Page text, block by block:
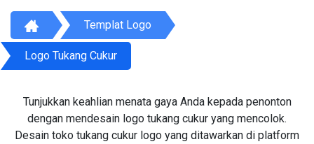
Templat Logo
Logo Tukang Cukur
Tunjukkan keahlian menata gaya Anda kepada penonton
dengan mendesain logo tukang cukur yang mencolok.
Desain toko tukang cukur logo yang ditawarkan di platform